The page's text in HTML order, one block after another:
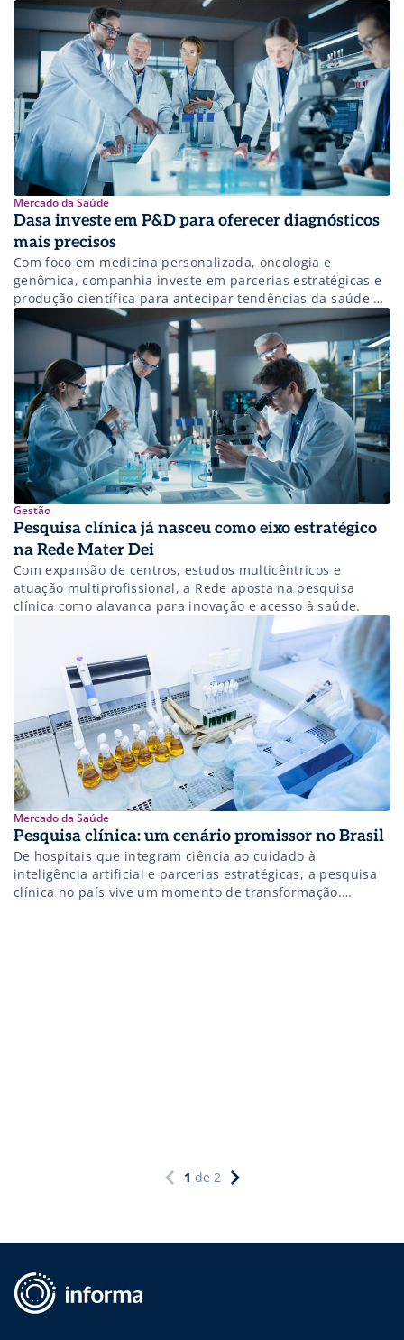
Mercado da Saúde
Dasa investe em P&D para oferecer diagnósticos
mais precisos
Com foco em medicina personalizada, oncologia e
genômica, companhia investe em parcerias estratégicas e
produção científica para antecipar tendências da saúde do
futuro.
Gestão
Pesquisa clínica já nasceu como eixo estratégico
na Rede Mater Dei
Com expansão de centros, estudos multicêntricos e
atuação multiprofissional, a Rede aposta na pesquisa
clínica como alavanca para inovação e acesso à saúde.
Mercado da Saúde
Pesquisa clínica: um cenário promissor no Brasil
De hospitais que integram ciência ao cuidado à
inteligência artificial e parcerias estratégicas, a pesquisa
clínica no país vive um momento de transformação.
1 de 2